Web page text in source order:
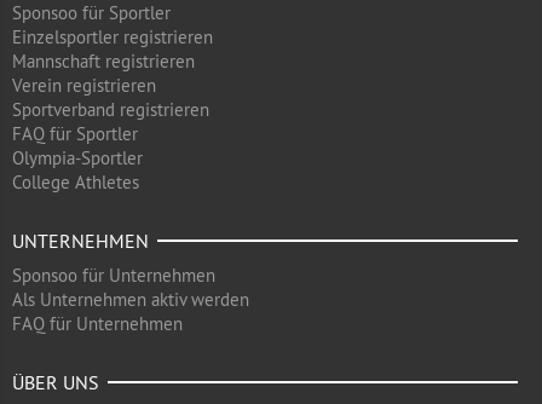
Sponsoo für Sportler
Einzelsportler registrieren
Mannschaft registrieren
Verein registrieren
Sportverband registrieren
FAQ für Sportler
Olympia-Sportler
College Athletes
UNTERNEHMEN
Sponsoo für Unternehmen
Als Unternehmen aktiv werden
FAQ für Unternehmen
ÜBER UNS